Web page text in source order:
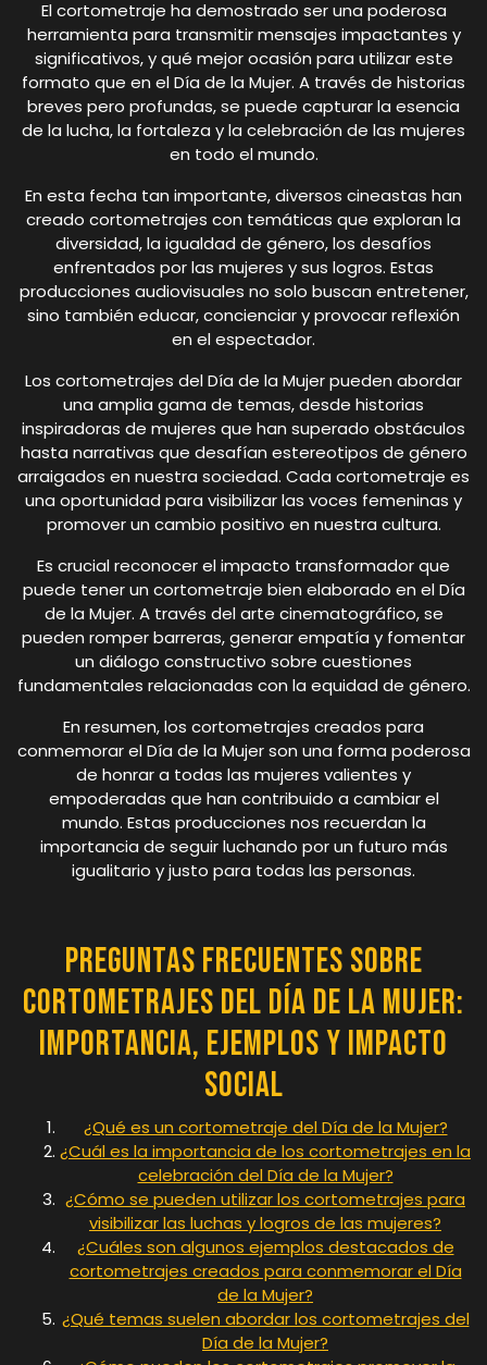
El cortometraje ha demostrado ser una poderosa
herramienta para transmitir mensajes impactantes y
significativos, y qué mejor ocasión para utilizar este
formato que en el Día de la Mujer. A través de historias
breves pero profundas, se puede capturar la esencia
de la lucha, la fortaleza y la celebración de las mujeres
en todo el mundo.
En esta fecha tan importante, diversos cineastas han
creado cortometrajes con temáticas que exploran la
diversidad, la igualdad de género, los desafíos
enfrentados por las mujeres y sus logros. Estas
producciones audiovisuales no solo buscan entretener,
sino también educar, concienciar y provocar reflexión
en el espectador.
Los cortometrajes del Día de la Mujer pueden abordar
una amplia gama de temas, desde historias
inspiradoras de mujeres que han superado obstáculos
hasta narrativas que desafían estereotipos de género
arraigados en nuestra sociedad. Cada cortometraje es
una oportunidad para visibilizar las voces femeninas y
promover un cambio positivo en nuestra cultura.
Es crucial reconocer el impacto transformador que
puede tener un cortometraje bien elaborado en el Día
de la Mujer. A través del arte cinematográfico, se
pueden romper barreras, generar empatía y fomentar
un diálogo constructivo sobre cuestiones
fundamentales relacionadas con la equidad de género.
En resumen, los cortometrajes creados para
conmemorar el Día de la Mujer son una forma poderosa
de honrar a todas las mujeres valientes y
empoderadas que han contribuido a cambiar el
mundo. Estas producciones nos recuerdan la
importancia de seguir luchando por un futuro más
igualitario y justo para todas las personas.
Preguntas Frecuentes sobre
Cortometrajes del Día de la Mujer:
Importancia, Ejemplos y Impacto
Social
¿Qué es un cortometraje del Día de la Mujer?
¿Cuál es la importancia de los cortometrajes en la
celebración del Día de la Mujer?
¿Cómo se pueden utilizar los cortometrajes para
visibilizar las luchas y logros de las mujeres?
¿Cuáles son algunos ejemplos destacados de
cortometrajes creados para conmemorar el Día
de la Mujer?
¿Qué temas suelen abordar los cortometrajes del
Día de la Mujer?